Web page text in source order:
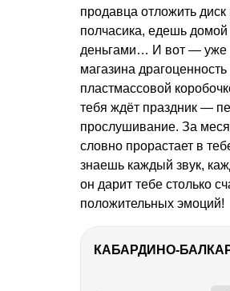
продавца отложить диск
полчасика, едешь домой
деньгами… И вот — уже
магазина драгоценность
пластмассовой
тебя ждёт праздник —
прослушивание. За
словно прорастает в
знаешь каждый звук,
он дарит тебе столько
положительных эмоций!